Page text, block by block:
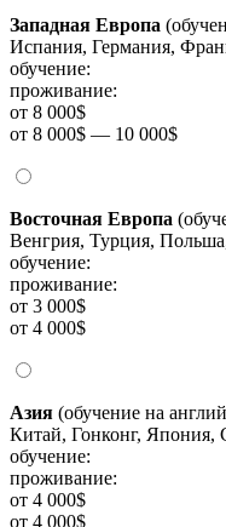
Западная Европа
Испания, Германия,
обучение:
проживание:
от 8 000$
от 8 000$ — 10 000$
Восточная Европа
Венгрия, Турция,
обучение:
проживание:
от 3 000$
от 4 000$
Азия (обучение на
Китай, Гонконг, Япония,
обучение:
проживание:
от 4 000$
от 4 000$